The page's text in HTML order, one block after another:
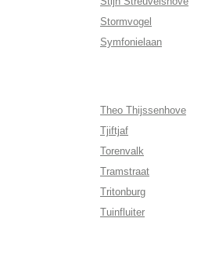
Stormvogel
Symfonielaan
Theo Thijssenhove
Tjiftjaf
Torenvalk
Tramstraat
Tritonburg
Tuinfluiter